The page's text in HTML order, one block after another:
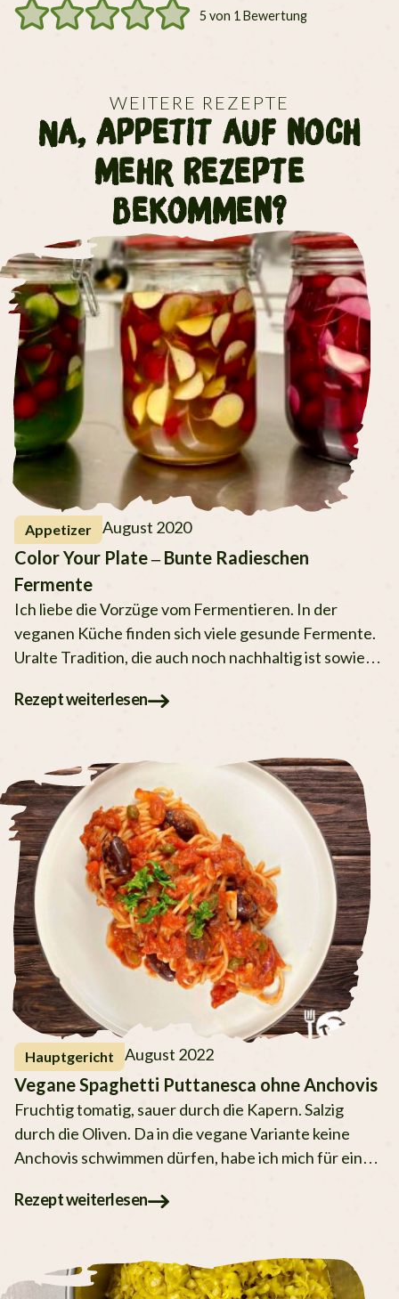
5 von 1 Bewertung
WEITERE REZEPTE
Na, Appetit auf noch
mehr Rezepte
bekommen?
Appetizer August 2020
Color Your Plate – Bunte Radieschen
Fermente
Ich liebe die Vorzüge vom Fermentieren. In der
veganen Küche finden sich viele gesunde Fermente.
Uralte Tradition, die auch noch nachhaltig ist sowie
Rezept weiterlesen
Hauptgericht August 2022
Vegane Spaghetti Puttanesca ohne Anchovis
Fruchtig tomatig, sauer durch die Kapern. Salzig
durch die Oliven. Da in die vegane Variante keine
Anchovis schwimmen dürfen, habe ich mich für eine
Rezept weiterlesen